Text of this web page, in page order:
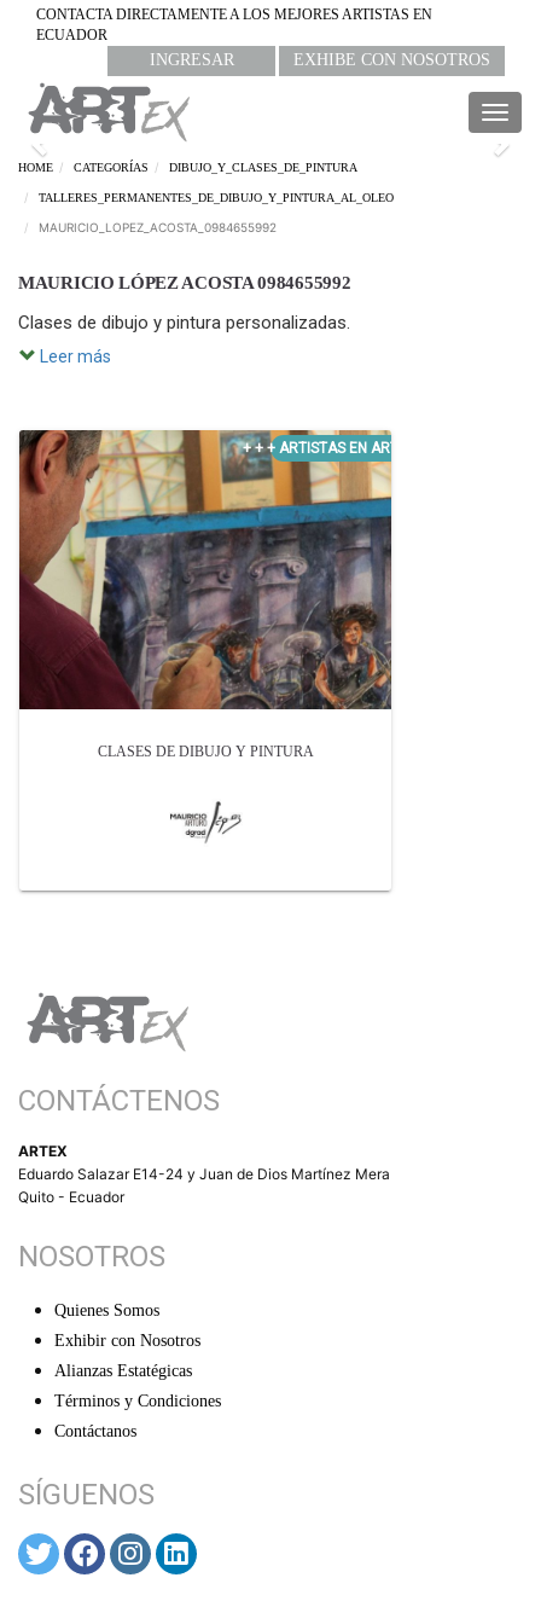
CONTACTA DIRECTAMENTE A LOS MEJORES ARTISTAS EN
ECUADOR
INGRESAR EXHIBE CON NOSOTROS
Previous
HOME CATEGORÍAS DIBUJO_Y_CLASES_DE_PINTURA
TALLERES_PERMANENTES_DE_DIBUJO_Y_PINTURA_AL_OLEO
MAURICIO_LOPEZ_ACOSTA_0984655992
MAURICIO LÓPEZ ACOSTA 0984655992
Clases de dibujo y pintura personalizadas.
Leer más
CLASES DE DIBUJO Y PINTURA
CONTÁCTENOS
ARTEX
Eduardo Salazar E14-24 y Juan de Dios Martínez Mera
Quito - Ecuador
NOSOTROS
Quienes Somos
Exhibir con Nosotros
Alianzas Estatégicas
Términos y Condiciones
Contáctanos
SÍGUENOS